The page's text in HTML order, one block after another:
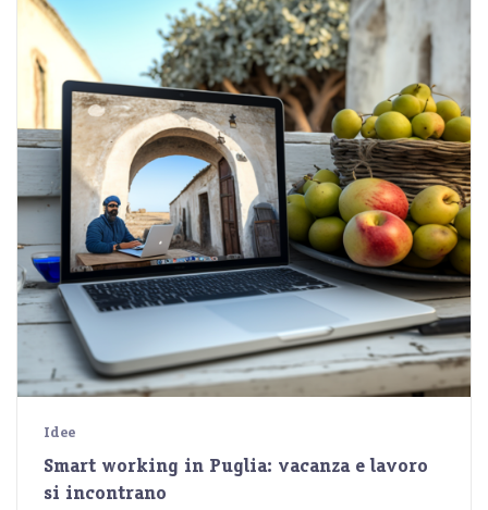
Idee
Smart working in Puglia: vacanza e lavoro
si incontrano